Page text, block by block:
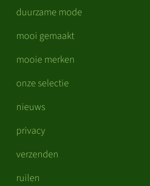
duurzame mode
mooi gemaakt
mooie merken
onze selectie
nieuws
privacy
verzenden
ruilen